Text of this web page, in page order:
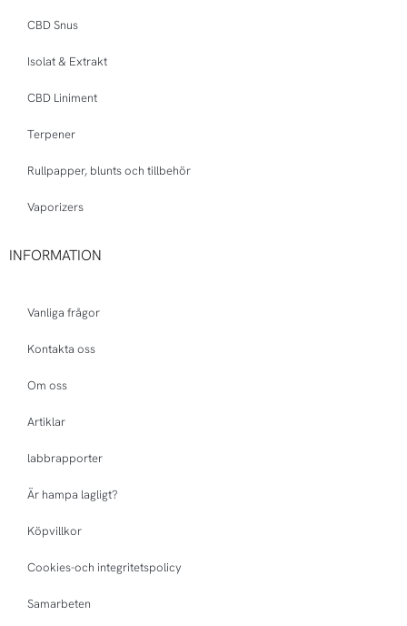
CBD Snus
Isolat & Extrakt
CBD Liniment
Terpener
Rullpapper, blunts och tillbehör
Vaporizers
INFORMATION
Vanliga frågor
Kontakta oss
Om oss
Artiklar
labbrapporter
Är hampa lagligt?
Köpvillkor
Cookies-och integritetspolicy
Samarbeten